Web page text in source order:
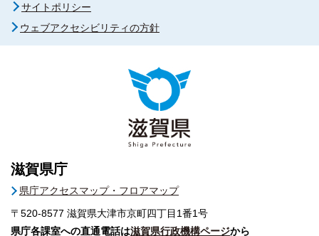
サイトポリシー
ウェブアクセシビリティの方針
滋賀県庁
県庁アクセスマップ・フロアマップ
〒520-8577 滋賀県大津市京町四丁目1番1号
県庁各課室への直通電話は滋賀県行政機構ページから